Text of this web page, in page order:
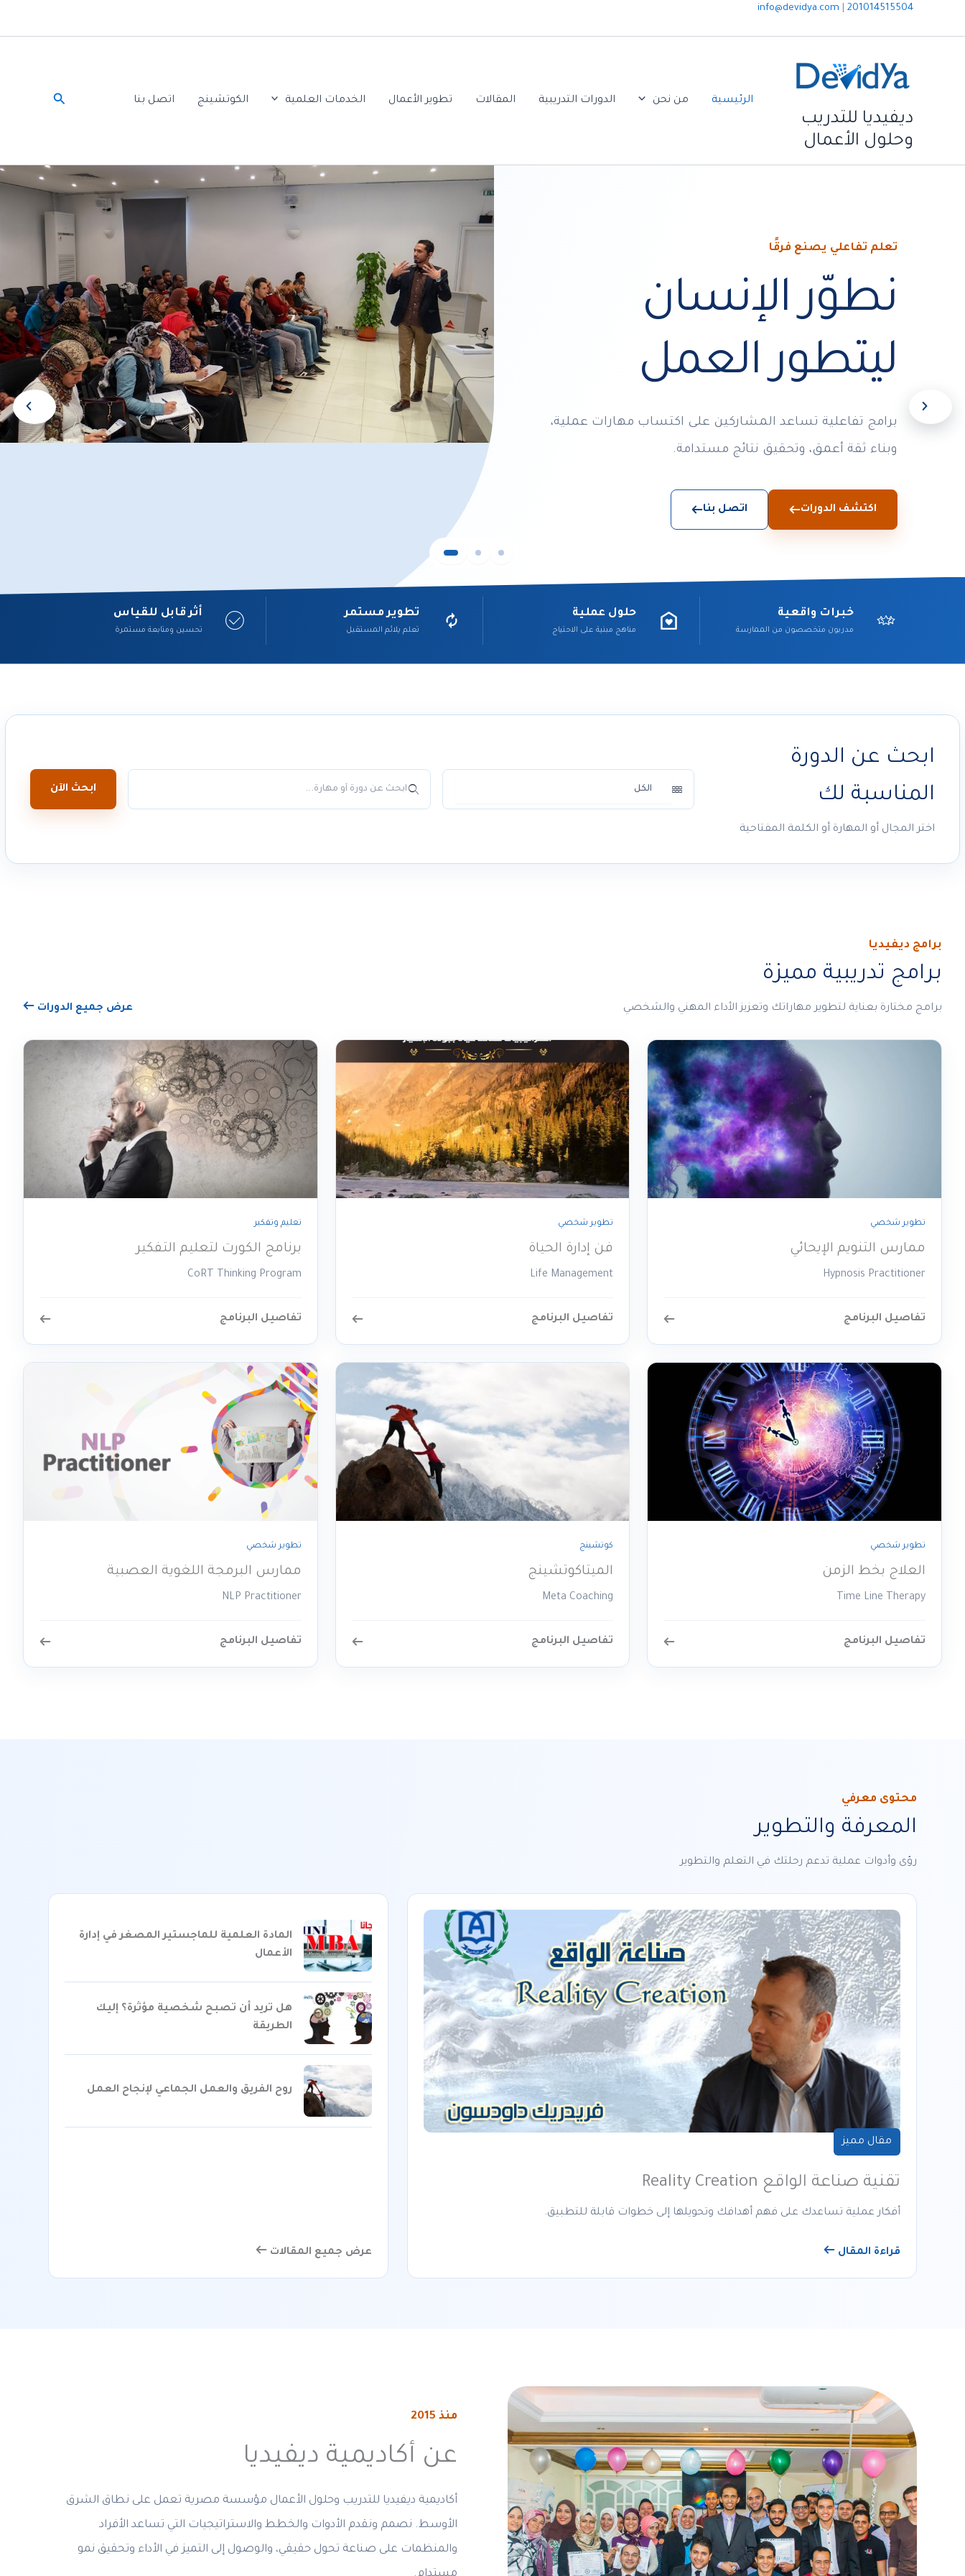
info@devidya.com 201014515504
ديفيديا للتدريب
وحلول الأعمال
الرئيسية من نحن الدورات التدريبية المقالات تطوير الأعمال الخدمات العلمية الكوتشينج اتصل بنا البحث
تعلم تفاعلي يصنع فرقًا
نطوّر الإنسان
ليتطور العمل
برامج تفاعلية تساعد المشاركين على اكتساب مهارات عملية،
وبناء ثقة أعمق، وتحقيق نتائج مستدامة.
اكتشف الدورات اتصل بنا
خبرات واقعية
مدربون متخصصون من الممارسة
حلول عملية
مناهج مبنية على الاحتياج
تطوير مستمر
تعلم يلائم المستقبل
أثر قابل للقياس
تحسين ومتابعة مستمرة
ابحث عن الدورة
المناسبة لك
اختر المجال أو المهارة أو الكلمة المفتاحية
ابحث الآن
برامج ديفيديا
برامج تدريبية مميزة
برامج مختارة بعناية لتطوير مهاراتك وتعزيز الأداء المهني والشخصي عرض جميع الدورات
تطوير شخصي
ممارس التنويم الإيحائي
Hypnosis Practitioner
تفاصيل البرنامج
تطوير شخصي
فن إدارة الحياة
Life Management
تفاصيل البرنامج
تعليم وتفكير
برنامج الكورت لتعليم التفكير
CoRT Thinking Program
تفاصيل البرنامج
تطوير شخصي
العلاج بخط الزمن
Time Line Therapy
تفاصيل البرنامج
كوتشينج
الميتاكوتشينج
Meta Coaching
تفاصيل البرنامج
تطوير شخصي
ممارس البرمجة اللغوية العصبية
NLP Practitioner
تفاصيل البرنامج
محتوى معرفي
المعرفة والتطوير
رؤى وأدوات عملية تدعم رحلتك في التعلم والتطوير
مقال مميز
تقنية صناعة الواقع Reality Creation
أفكار عملية تساعدك على فهم أهدافك وتحويلها إلى خطوات قابلة للتطبيق.
قراءة المقال
المادة العلمية للماجستير المصغر في إدارة
الأعمال
هل تريد أن تصبح شخصية مؤثرة؟ إليك
الطريقة
روح الفريق والعمل الجماعي لإنجاح العمل
عرض جميع المقالات
منذ 2015
عن أكاديمية ديفيديا
أكاديمية ديفيديا للتدريب وحلول الأعمال مؤسسة مصرية تعمل على نطاق الشرق
الأوسط. نصمم ونقدم الأدوات والخطط والاستراتيجيات التي تساعد الأفراد
والمنظمات على صناعة تحول حقيقي، والوصول إلى التميز في الأداء وتحقيق نمو